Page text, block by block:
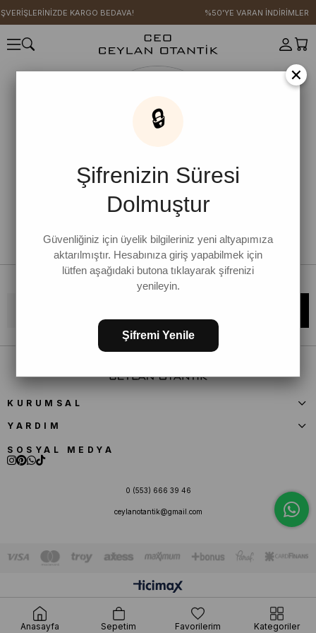
KARGO BEDAVA! %50'YE VARAN İNDİRİMLER
Bültene kaydolun, kampanya ve yenilikleri kaçırmayın!
KURUMSAL
YARDIM
SOSYAL MEDYA
0 (553) 666 39 46
ceylanotantik@gmail.com
×
🔒
Şifrenizin Süresi
Dolmuştur
Güvenliğiniz için üyelik bilgileriniz yeni altyapımıza
aktarılmıştır. Hesabınıza giriş yapabilmek için
lütfen aşağıdaki butona tıklayarak şifrenizi
yenileyin.
Şifremi Yenile
Anasayfa Sepetim Favorilerim Kategoriler